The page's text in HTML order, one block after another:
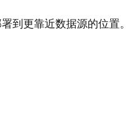
到更靠近数据源的位置。